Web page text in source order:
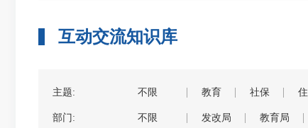
互动交流知识库
主题: 不限 教育 社保
部门: 不限 发改局 教育局